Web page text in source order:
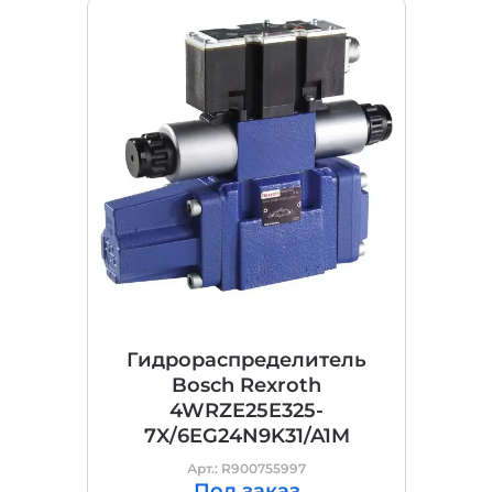
Гидрораспределитель
Bosch Rexroth
4WRZE25E325-
7X/6EG24N9K31/A1M
Арт.: R900755997